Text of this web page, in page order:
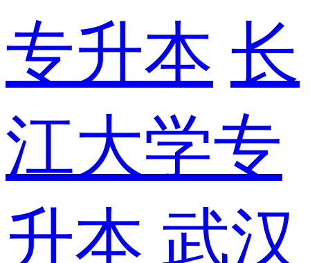
专升本 长
江大学专
升本 武汉